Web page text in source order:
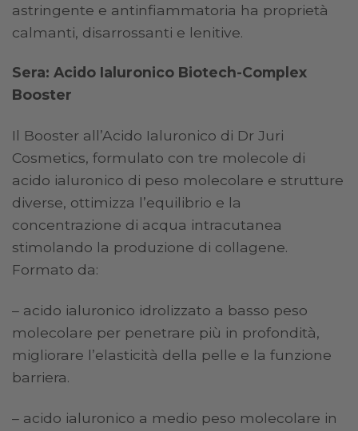
astringente e antinfiammatoria ha proprietà
calmanti, disarrossanti e lenitive.
Sera: Acido Ialuronico Biotech-Complex
Booster
Il Booster all’Acido Ialuronico di Dr Juri
Cosmetics, formulato con tre molecole di
acido ialuronico di peso molecolare e strutture
diverse, ottimizza l’equilibrio e la
concentrazione di acqua intracutanea
stimolando la produzione di collagene.
Formato da:
– acido ialuronico idrolizzato a basso peso
molecolare per penetrare più in profondità,
migliorare l’elasticità della pelle e la funzione
barriera.
– acido ialuronico a medio peso molecolare in